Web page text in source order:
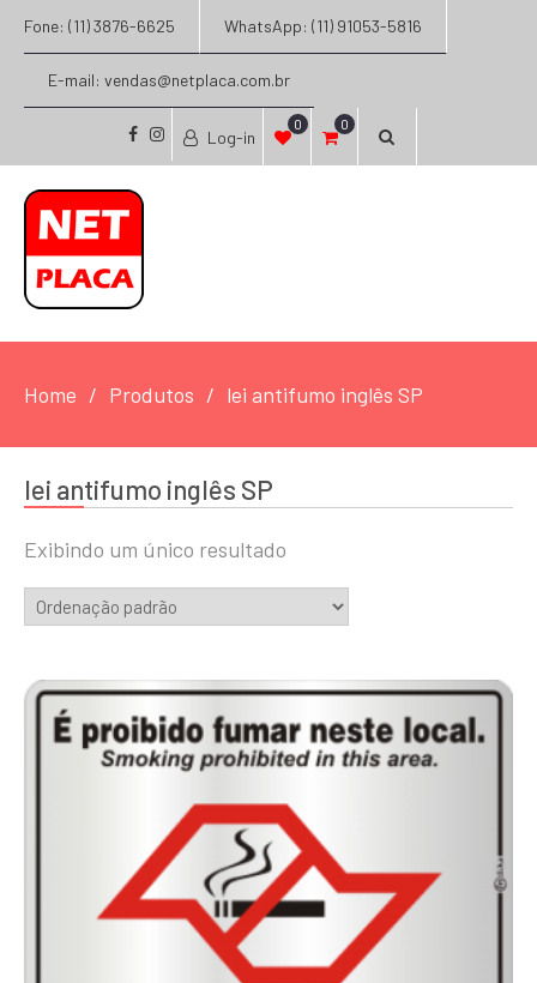
Fone: (11) 3876-6625 WhatsApp: (11) 91053-5816
E-mail: vendas@netplaca.com.br
facebook
instagram
Log-in
0 0
Home Produtos lei antifumo inglês SP
lei antifumo inglês SP
Exibindo um único resultado